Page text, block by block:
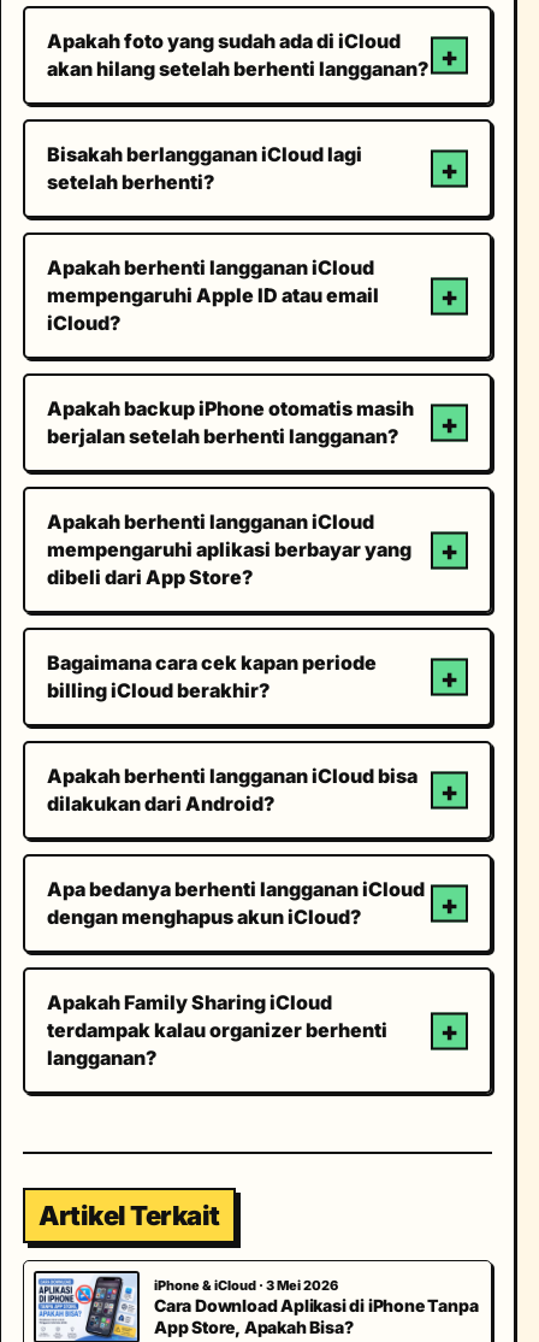
Apakah foto yang sudah ada di iCloud
akan hilang setelah berhenti langganan?
Bisakah berlangganan iCloud lagi
setelah berhenti?
Apakah berhenti langganan iCloud
mempengaruhi Apple ID atau email
iCloud?
Apakah backup iPhone otomatis masih
berjalan setelah berhenti langganan?
Apakah berhenti langganan iCloud
mempengaruhi aplikasi berbayar yang
dibeli dari App Store?
Bagaimana cara cek kapan periode
billing iCloud berakhir?
Apakah berhenti langganan iCloud bisa
dilakukan dari Android?
Apa bedanya berhenti langganan iCloud
dengan menghapus akun iCloud?
Apakah Family Sharing iCloud
terdampak kalau organizer berhenti
langganan?
Artikel Terkait
iPhone & iCloud · 3 Mei 2026
Cara Download Aplikasi di iPhone Tanpa
App Store, Apakah Bisa?